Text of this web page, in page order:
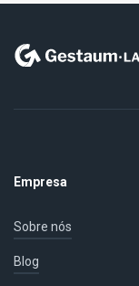
Empresa
Sobre nós
Blog